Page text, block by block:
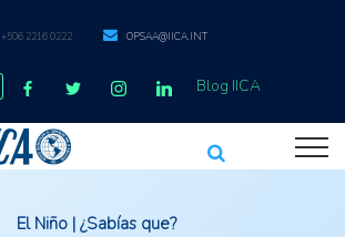
+506 2216 0222 OPSAA@IICA.INT
Blog IICA
El Niño | ¿Sabías que?